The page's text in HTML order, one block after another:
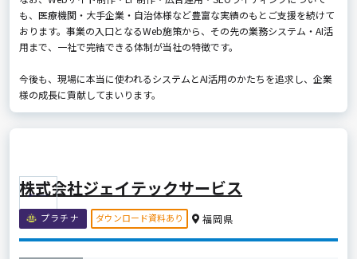
も、医療機関・大手企業・自治体様など豊富な実績のもとご支援を続けて
おります。事業の入口となるWeb施策から、その先の業務システム・AI活
用まで、一社で完結できる体制が当社の特徴です。
今後も、現場に本当に使われるシステムとAI活用のかたちを追求し、企業
様の成長に貢献してまいります。
株式会社ジェイテックサービス
プラチナ ダウンロード資料あり 福岡県